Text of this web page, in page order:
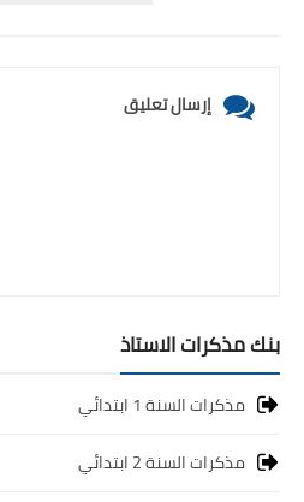
إرسال تعليق
بنك مذكرات الاستاذ
مذكرات السنة 1 ابتدائي
مذكرات السنة 2 ابتدائي